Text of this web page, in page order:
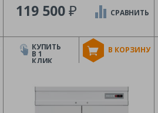
119 500₽
В КОРЗИНУ
СРАВНИТЬ
КУПИТЬ
В 1
КЛИК